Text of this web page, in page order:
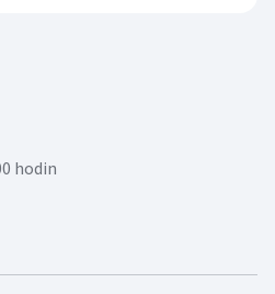
hodin